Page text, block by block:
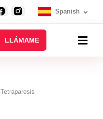
Spanish
LLÁMAME
Tetraparesis